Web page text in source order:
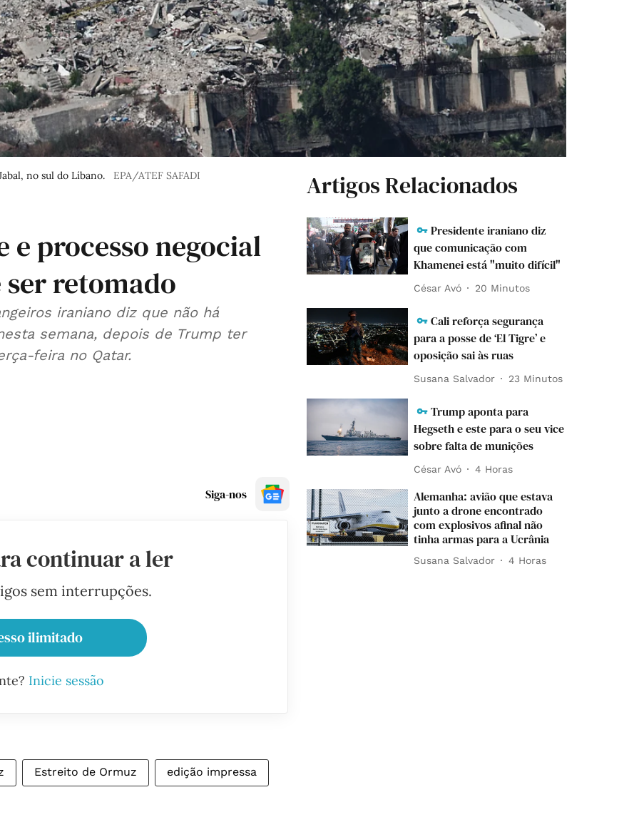
no sul do Líbano. EPA/ATEF SAFADI
e processo negocial
ser retomado
iraniano diz que não há
semana, depois de Trump ter
feira no Qatar.
Siga-nos
continuar a ler
sem interrupções.
ilimitado
Inicie sessão
Estreito de Ormuz edição impressa
Artigos Relacionados
Presidente iraniano diz
que comunicação com
Khamenei está "muito difícil"
César Avó 20 Minutos
Cali reforça segurança
para a posse de ‘El Tigre’ e
oposição sai às ruas
Susana Salvador 23 Minutos
Trump aponta para
Hegseth e este para o seu vice
sobre falta de munições
César Avó 4 Horas
Alemanha: avião que estava
junto a drone encontrado
com explosivos afinal não
tinha armas para a Ucrânia
Susana Salvador 4 Horas